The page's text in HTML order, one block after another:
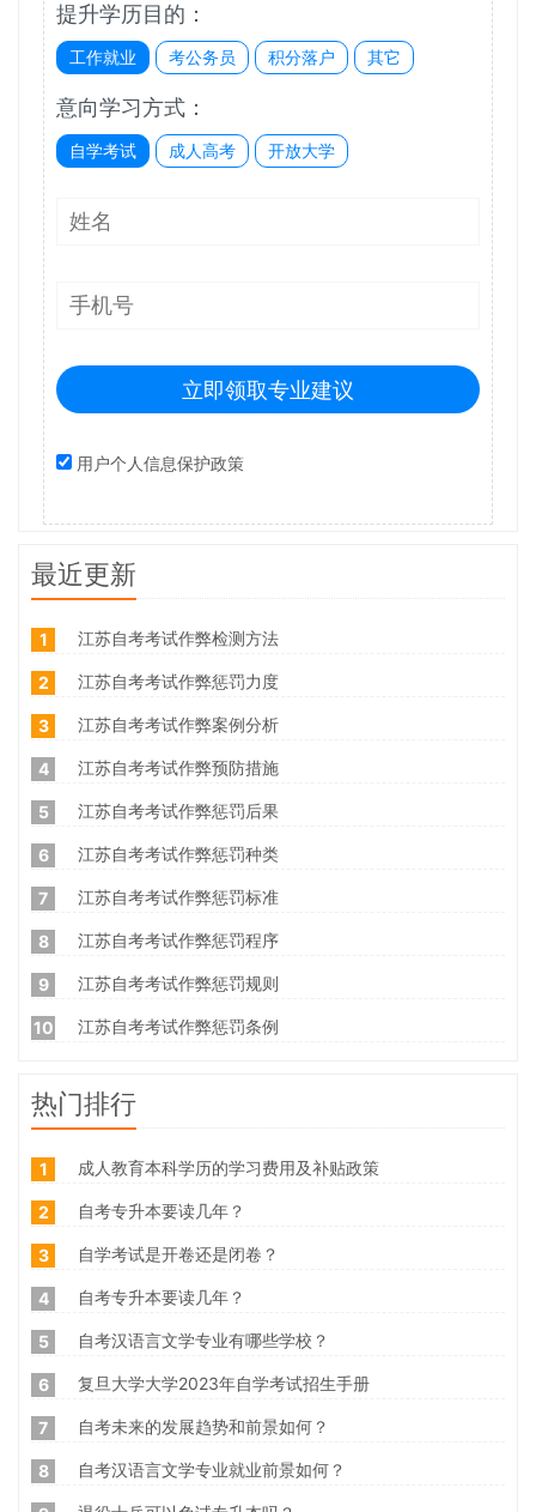
提升学历目的：
工作就业 考公务员 积分落户 其它
意向学习方式：
自学考试 成人高考 开放大学
立即领取专业建议
用户个人信息保护政策
最近更新
1 江苏自考考试作弊检测方法
2 江苏自考考试作弊惩罚力度
3 江苏自考考试作弊案例分析
4 江苏自考考试作弊预防措施
5 江苏自考考试作弊惩罚后果
6 江苏自考考试作弊惩罚种类
7 江苏自考考试作弊惩罚标准
8 江苏自考考试作弊惩罚程序
9 江苏自考考试作弊惩罚规则
10 江苏自考考试作弊惩罚条例
热门排行
1 成人教育本科学历的学习费用及补贴政策
2 自考专升本要读几年？
3 自学考试是开卷还是闭卷？
4 自考专升本要读几年？
5 自考汉语言文学专业有哪些学校？
6 复旦大学大学2023年自学考试招生手册
7 自考未来的发展趋势和前景如何？
8 自考汉语言文学专业就业前景如何？